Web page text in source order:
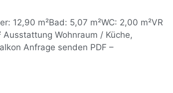
12,90 m²Bad: 5,07 m²WC: 2,00 m²VR
Ausstattung Wohnraum / Küche,
Anfrage senden PDF –